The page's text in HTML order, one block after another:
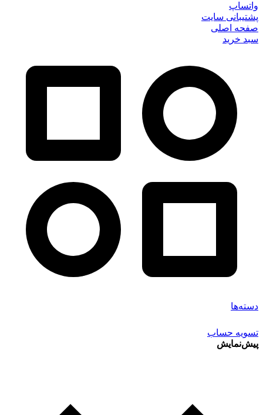
واتساپ
پشتیبانی سایت
صفحه اصلی
سبد خرید
دسته‌ها
تسویه حساب
پیش‌نمایش